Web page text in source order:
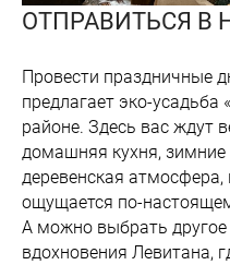
ОТПРАВИТЬСЯ В
Провести праздничные
предлагает эко-усадьба
районе. Здесь вас ждут
домашняя кухня,
деревенская атмосфера,
ощущается по-
А можно выбрать
вдохновения Левитана,